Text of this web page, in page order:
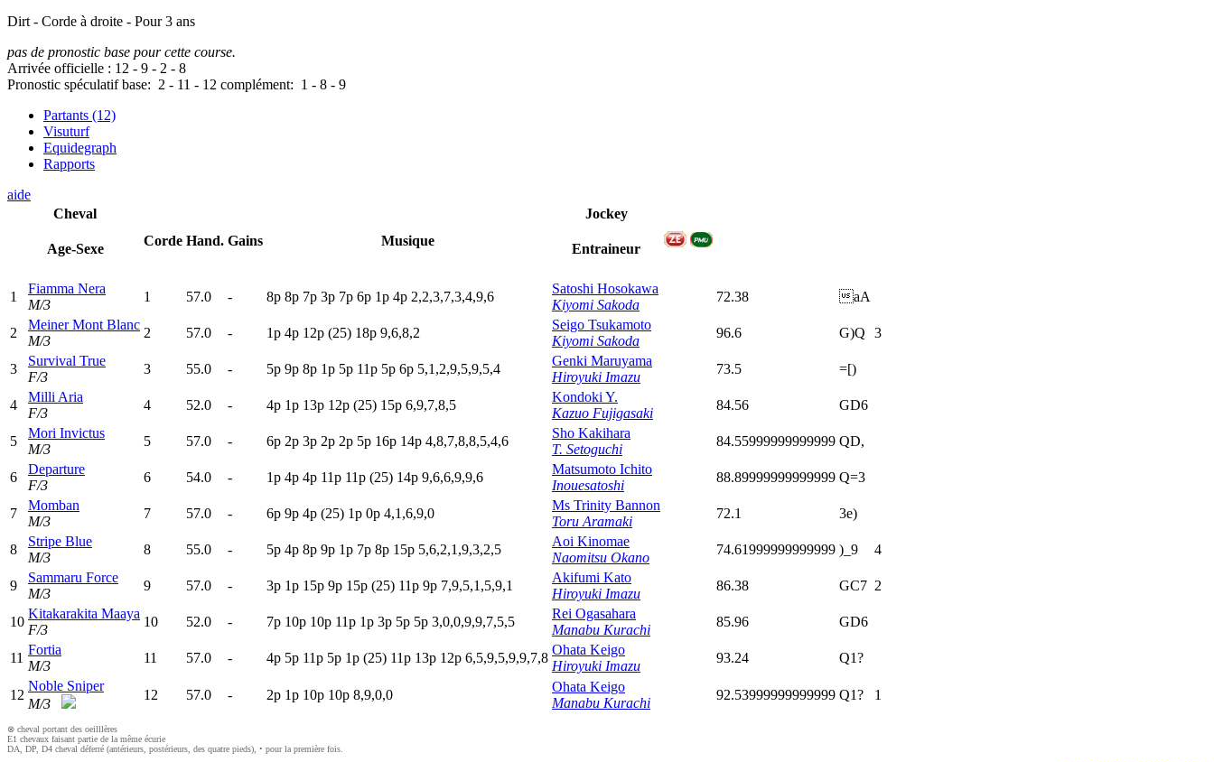
Dirt - Corde à droite - Pour 3 ans
pas de pronostic base pour cette course.
Arrivée officielle : 12 - 9 - 2 - 8
Pronostic spéculatif base: 2 - 11 - 12 complément: 1 - 8 - 9
Partants (12)
Visuturf
Equidegraph
Rapports
aide
Cheval
Age-Sexe
Corde Hand. Gains Musique
Jockey
Entraineur
1
Fiamma Nera
M/3
1 57.0 - 8p 8p 7p 3p 7p 6p 1p 4p 2,2,3,7,3,4,9,6
Satoshi Hosokawa
Kiyomi Sakoda
72.38 aA
2
Meiner Mont Blanc
M/3
2 57.0 - 1p 4p 12p (25) 18p 9,6,8,2
Seigo Tsukamoto
Kiyomi Sakoda
96.6 G)Q 3
3
Survival True
F/3
3 55.0 - 5p 9p 8p 1p 5p 11p 5p 6p 5,1,2,9,5,9,5,4
Genki Maruyama
Hiroyuki Imazu
73.5 =[)
4
Milli Aria
F/3
4 52.0 - 4p 1p 13p 12p (25) 15p 6,9,7,8,5
Kondoki Y.
Kazuo Fujigasaki
84.56 GD6
5
Mori Invictus
M/3
5 57.0 - 6p 2p 3p 2p 2p 5p 16p 14p 4,8,7,8,8,5,4,6
Sho Kakihara
T. Setoguchi
84.55999999999999 QD,
6
Departure
F/3
6 54.0 - 1p 4p 4p 11p 11p (25) 14p 9,6,6,9,9,6
Matsumoto Ichito
Inouesatoshi
88.89999999999999 Q=3
7
Momban
M/3
7 57.0 - 6p 9p 4p (25) 1p 0p 4,1,6,9,0
Ms Trinity Bannon
Toru Aramaki
72.1 3e)
8
Stripe Blue
M/3
8 55.0 - 5p 4p 8p 9p 1p 7p 8p 15p 5,6,2,1,9,3,2,5
Aoi Kinomae
Naomitsu Okano
74.61999999999999 )_9 4
9
Sammaru Force
M/3
9 57.0 - 3p 1p 15p 9p 15p (25) 11p 9p 7,9,5,1,5,9,1
Akifumi Kato
Hiroyuki Imazu
86.38 GC7 2
10
Kitakarakita Maaya
F/3
10 52.0 - 7p 10p 10p 11p 1p 3p 5p 5p 3,0,0,9,9,7,5,5
Rei Ogasahara
Manabu Kurachi
85.96 GD6
11
Fortia
M/3
11 57.0 - 4p 5p 11p 5p 1p (25) 11p 13p 12p 6,5,9,5,9,9,7,8
Ohata Keigo
Hiroyuki Imazu
93.24 Q1?
12
Noble Sniper
M/3
12 57.0 - 2p 1p 10p 10p 8,9,0,0
Ohata Keigo
Manabu Kurachi
92.53999999999999 Q1? 1
⊗ cheval portant des oeilllères
E1 chevaux faisant partie de la même écurie
DA, DP, D4 cheval déferré (antérieurs, postérieurs, des quatre pieds), • pour la première fois.